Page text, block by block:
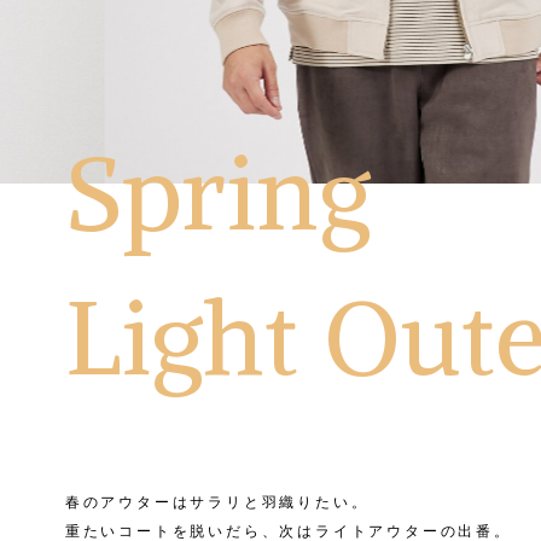
Spring
Light
春のアウターはサラリと羽織りたい。
重たいコートを脱いだら、次はライトアウターの出番。